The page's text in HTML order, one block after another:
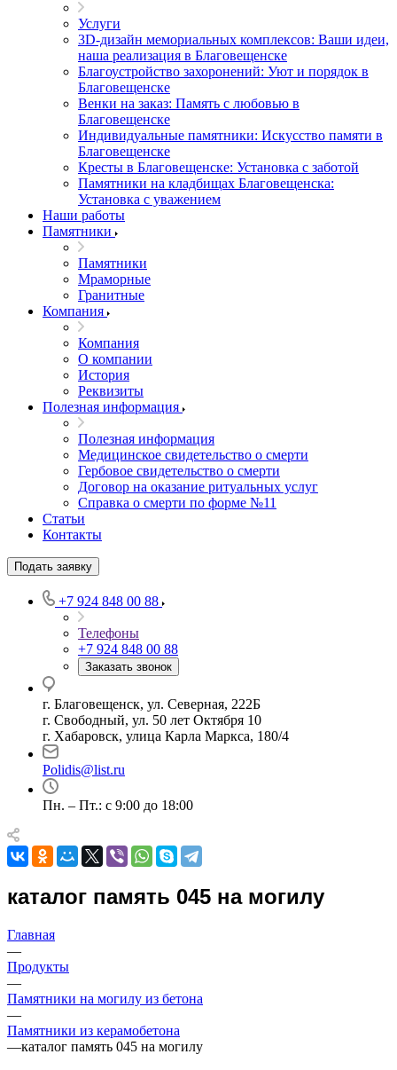
Услуги
3D-дизайн мемориальных комплексов: Ваши идеи,
наша реализация в Благовещенске
Благоустройство захоронений: Уют и порядок в
Благовещенске
Венки на заказ: Память с любовью в
Благовещенске
Индивидуальные памятники: Искусство памяти в
Благовещенске
Кресты в Благовещенске: Установка с заботой
Памятники на кладбищах Благовещенска:
Установка с уважением
Наши работы
Памятники
Памятники
Мраморные
Гранитные
Компания
Компания
О компании
История
Реквизиты
Полезная информация
Полезная информация
Медицинское свидетельство о смерти
Гербовое свидетельство о смерти
Договор на оказание ритуальных услуг
Справка о смерти по форме №11
Статьи
Контакты
Подать заявку
+7 924 848 00 88
Телефоны
+7 924 848 00 88
Заказать звонок
г. Благовещенск, ул. Северная, 222Б
г. Свободный, ул. 50 лет Октября 10
г. Хабаровск, улица Карла Маркса, 180/4
Polidis@list.ru
Пн. – Пт.: с 9:00 до 18:00
каталог память 045 на могилу
Главная
—
Продукты
—
Памятники на могилу из бетона
—
Памятники из керамобетона
—каталог память 045 на могилу